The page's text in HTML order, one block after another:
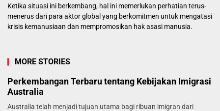
Ketika situasi ini berkembang, hal ini memerlukan perhatian terus-
menerus dari para aktor global yang berkomitmen untuk mengatasi
krisis kemanusiaan dan mempromosikan hak asasi manusia.
MORE STORIES
Perkembangan Terbaru tentang Kebijakan Imigrasi
Australia
Australia telah menjadi tujuan utama bagi ribuan imigran dari